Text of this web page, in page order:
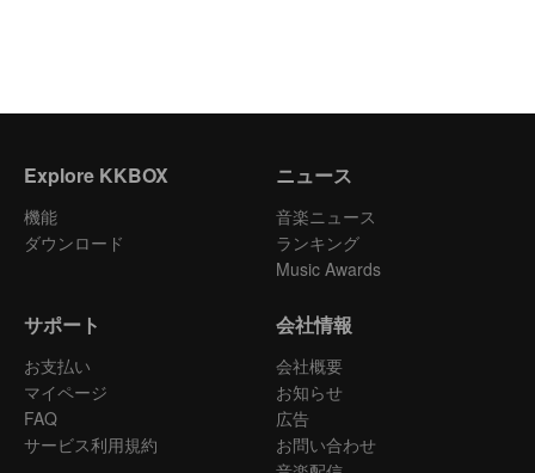
Explore KKBOX
機能
ダウンロード
ニュース
音楽ニュース
ランキング
Music Awards
サポート
お支払い
マイページ
FAQ
サービス利用規約
会社情報
会社概要
お知らせ
広告
お問い合わせ